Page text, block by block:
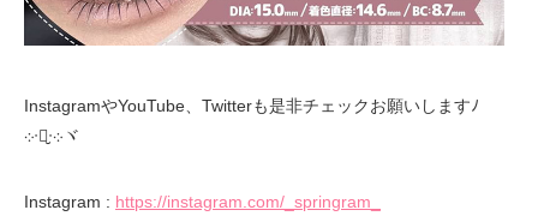
InstagramやYouTube、Twitterも是非チェックお願いしますﾉ
܀ᐧ༚̮ᐧ܀ヾ
Instagram : https://instagram.com/_springram_